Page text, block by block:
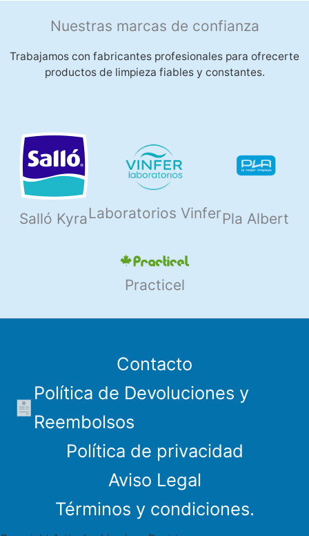
Nuestras marcas de confianza
Trabajamos con fabricantes profesionales para ofrecerte
productos de limpieza fiables y constantes.
Salló Kyra Laboratorios VinferPla Albert
Practicel
Contacto
Política de Devoluciones y
Reembolsos
Política de privacidad
Aviso Legal
Términos y condiciones.